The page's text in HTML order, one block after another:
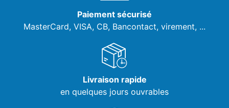
Paiement sécurisé
MasterCard, VISA, CB, Bancontact, virement, ...
Livraison rapide
en quelques jours ouvrables